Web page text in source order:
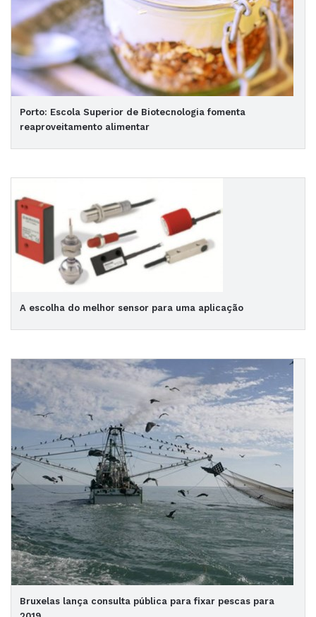
Porto: Escola Superior de Biotecnologia fomenta
reaproveitamento alimentar
A escolha do melhor sensor para uma aplicação
Bruxelas lança consulta pública para fixar pescas para